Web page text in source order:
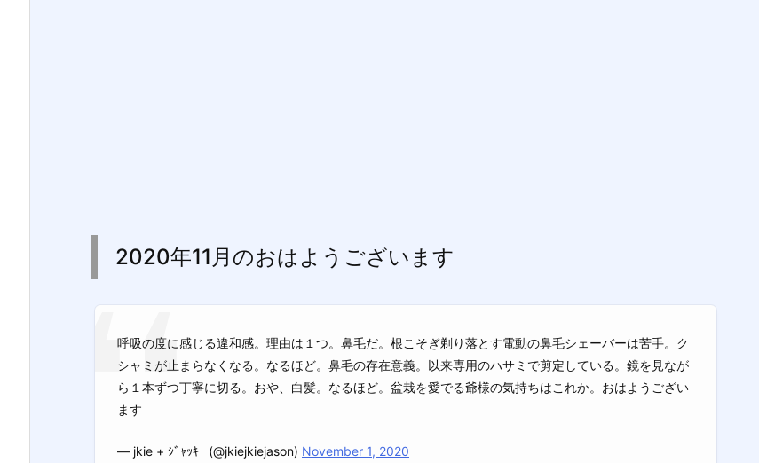
2020年11月のおはようございます
呼吸の度に感じる違和感。理由は１つ。鼻毛だ。根こそぎ剃り落とす電動の鼻毛シェーバーは苦手。ク
シャミが止まらなくなる。なるほど。鼻毛の存在意義。以来専用のハサミで剪定している。鏡を見なが
ら１本ずつ丁寧に切る。おや、白髪。なるほど。盆栽を愛でる爺様の気持ちはこれか。おはようござい
ます
— jkie + ｼﾞｬｯｷｰ (@jkiejkiejason) November 1, 2020